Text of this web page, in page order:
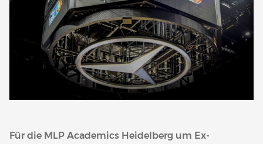
Für die MLP Academics Heidelberg um Ex-